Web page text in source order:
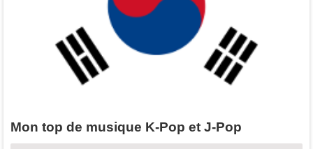
Mon top de musique K-Pop et J-Pop